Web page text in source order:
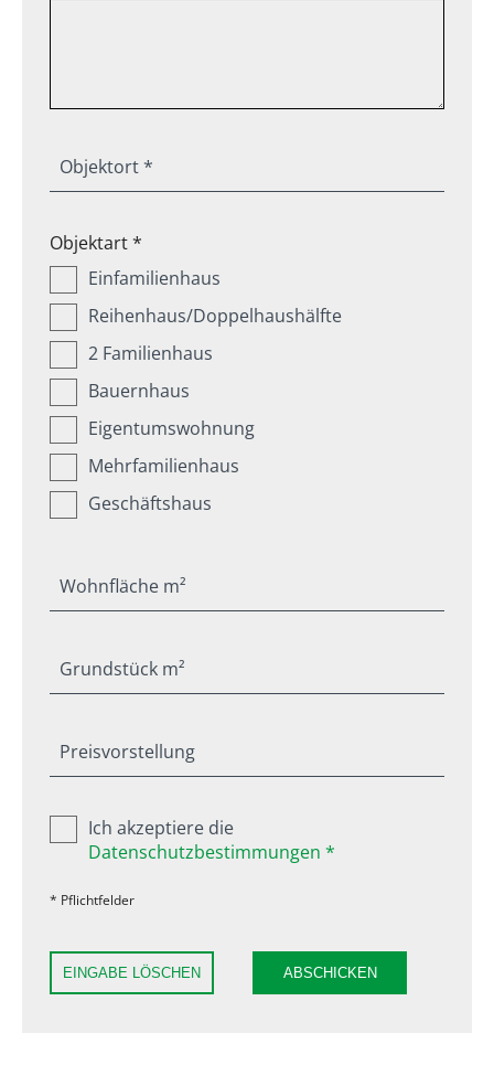
Objektort *
Objektart *
Einfamilienhaus
Reihenhaus/Doppelhaushälfte
2 Familienhaus
Bauernhaus
Eigentumswohnung
Mehrfamilienhaus
Geschäftshaus
Wohnfläche m²
Grundstück m²
Preisvorstellung
Ich akzeptiere die
Datenschutzbestimmungen *
* Pflichtfelder
EINGABE LÖSCHEN ABSCHICKEN